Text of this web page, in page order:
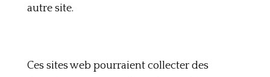
autre site.
Ces sites web pourraient collecter des